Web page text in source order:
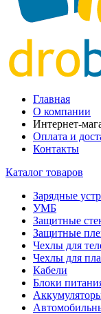
Главная
О компании
Интернет-
Оплата и
Контакты
Каталог товаров
Зарядные
УМБ
Защитные
Защитные
Чехлы для
Чехлы для
Кабели
Блоки